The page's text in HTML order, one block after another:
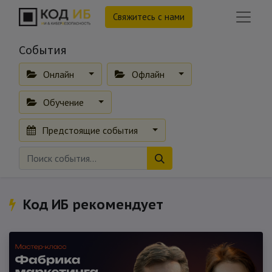
Свяжитесь с нами
События
Онлайн Офлайн
Обучение
Предстоящие события
Код ИБ рекомендует